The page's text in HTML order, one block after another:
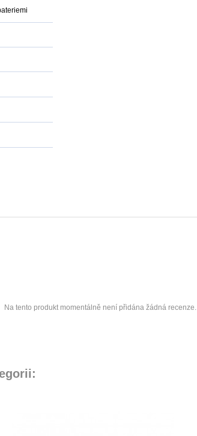
Na tento produkt momentálně není přidána žádná recenze.